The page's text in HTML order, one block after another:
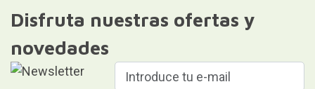
Disfruta nuestras ofertas y
novedades